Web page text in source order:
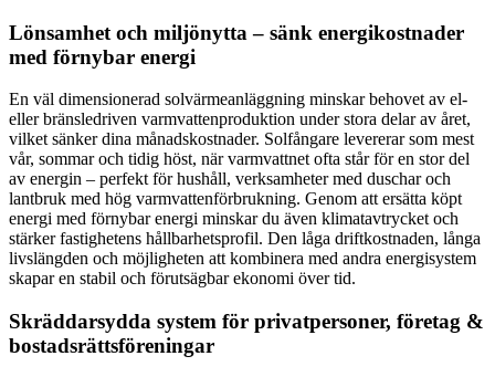
Lönsamhet och miljönytta – sänk energikostnader
med förnybar energi
En väl dimensionerad solvärmeanläggning minskar behovet av el-
eller bränsledriven varmvattenproduktion under stora delar av året,
vilket sänker dina månadskostnader. Solfångare levererar som mest
vår, sommar och tidig höst, när varmvattnet ofta står för en stor del
av energin – perfekt för hushåll, verksamheter med duschar och
lantbruk med hög varmvattenförbrukning. Genom att ersätta köpt
energi med förnybar energi minskar du även klimatavtrycket och
stärker fastighetens hållbarhetsprofil. Den låga driftkostnaden, långa
livslängden och möjligheten att kombinera med andra energisystem
skapar en stabil och förutsägbar ekonomi över tid.
Skräddarsydda system för privatpersoner, företag &
bostadsrättsföreningar